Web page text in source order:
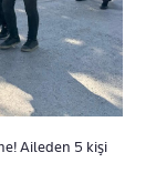
Aileden 5 kişi